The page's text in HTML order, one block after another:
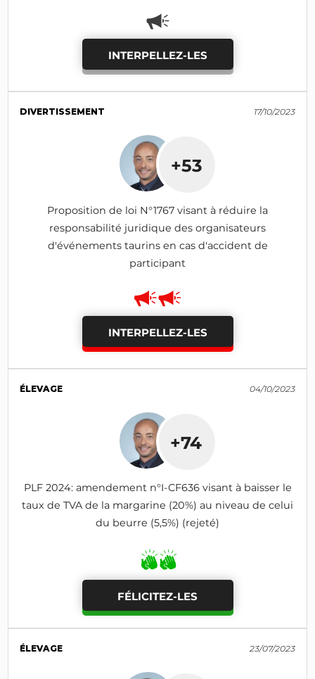
INTERPELLEZ-LES
DIVERTISSEMENT 17/10/2023
+53
Proposition de loi N°1767 visant à réduire la
responsabilité juridique des organisateurs
d'événements taurins en cas d'accident de
participant
INTERPELLEZ-LES
ÉLEVAGE 04/10/2023
+74
PLF 2024: amendement n°I-CF636 visant à baisser le
taux de TVA de la margarine (20%) au niveau de celui
du beurre (5,5%) (rejeté)
FÉLICITEZ-LES
ÉLEVAGE 23/07/2023